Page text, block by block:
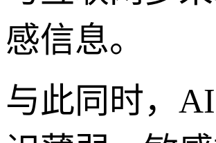
感信息。
与此同时，